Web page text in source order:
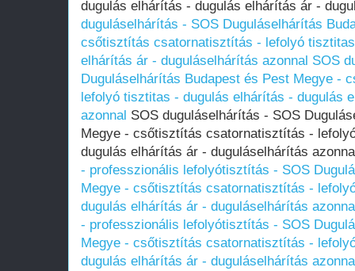
dugulás elhárítás - dugulás elhárítás ár -
duguláselhárítás - SOS Duguláselhárítás
csőtisztítás csatornatisztítás - lefolyó
elhárítás ár - duguláselhárítás azonnal SOS
Duguláselhárítás Budapest és Pest Megye -
lefolyó tisztitas - dugulás elhárítás - dugulás
azonnal SOS duguláselhárítás - SOS
Megye - csőtisztítás csatornatisztítás -
dugulás elhárítás ár - duguláselhárítás
- professzionális lefolyótisztítás - SOS
Megye - csőtisztítás csatornatisztítás -
dugulás elhárítás ár - duguláselhárítás
- professzionális lefolyótisztítás - SOS
Megye - csőtisztítás csatornatisztítás -
dugulás elhárítás ár - duguláselhárítás